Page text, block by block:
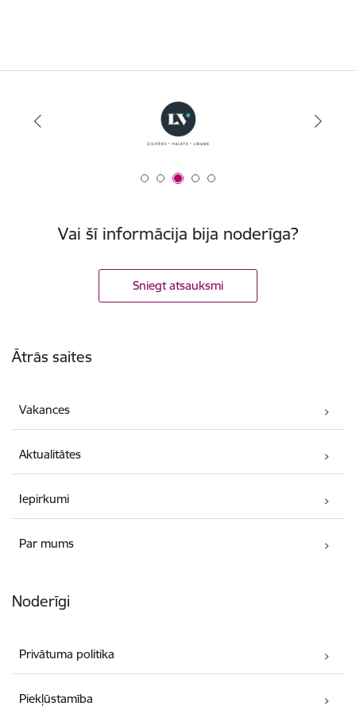
Vai šī informācija bija noderīga?
Sniegt atsauksmi
Ātrās saites
Vakances
Aktualitātes
Iepirkumi
Par mums
Noderīgi
Privātuma politika
Piekļūstamība